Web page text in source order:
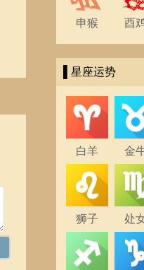
申猴 酉
▌星座运势
白羊 金
狮子 处